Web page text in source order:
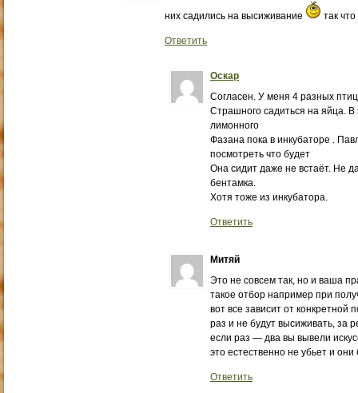
них садились на высиживание так
Ответить
Оскар
Согласен. У меня 4 разных
Страшного садиться на яйца. В
лимонного
Фазана пока в инкубаторе .
посмотреть что будет
Она сидит даже не встаёт. Не
бентамка.
Хотя тоже из инкубатора.
Ответить
Митяй
Это не совсем так, но и ваша
такое отбор например при
вот все зависит от
раз и не будут высиживать, за
если раз — два вы вывели
это естественно не убьет и
Ответить